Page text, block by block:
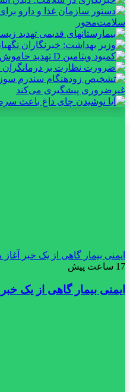
ایمنی بیمار گاهی از یک خبر
17 ساعت پیش
ایمنی بیمار گاهی از یک